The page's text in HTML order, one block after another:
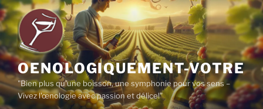
Aller
au
contenu
principal
OENOLOGIQUEMENT-VOTRE
"Bien plus qu'une boisson, une symphonie pour vos sens –
Vivez l'œnologie avec passion et délice!"